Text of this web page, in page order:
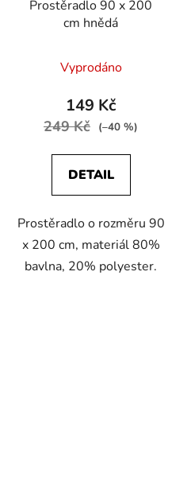
Prostěradlo 90 x 200
cm hnědá
Vyprodáno
149 Kč
249 Kč (–40 %)
DETAIL
Prostěradlo o rozměru 90
x 200 cm, materiál 80%
bavlna, 20% polyester.